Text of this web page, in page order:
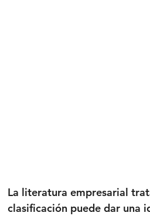
La literatura empresarial
clasificación puede dar una